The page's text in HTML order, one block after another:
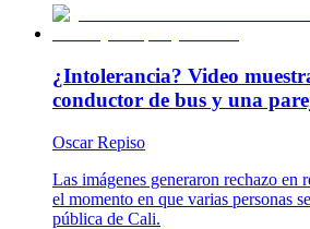
¿Intolerancia? Video
conductor de bus y una
Oscar Repiso
Las imágenes generaron rechazo en
el momento en que varias personas
pública de Cali.